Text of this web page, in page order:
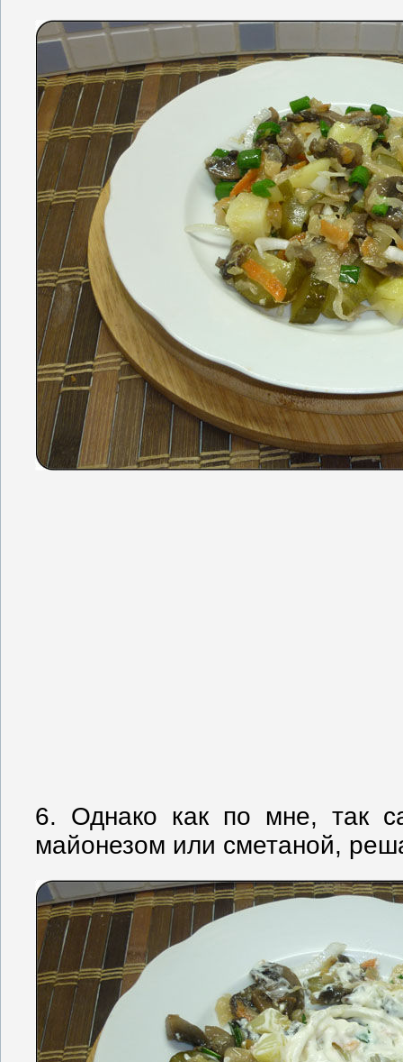
6. Однако как по мне, так
майонезом или сметаной,